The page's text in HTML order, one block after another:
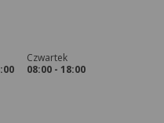
Czwartek
08:00 - 18:00